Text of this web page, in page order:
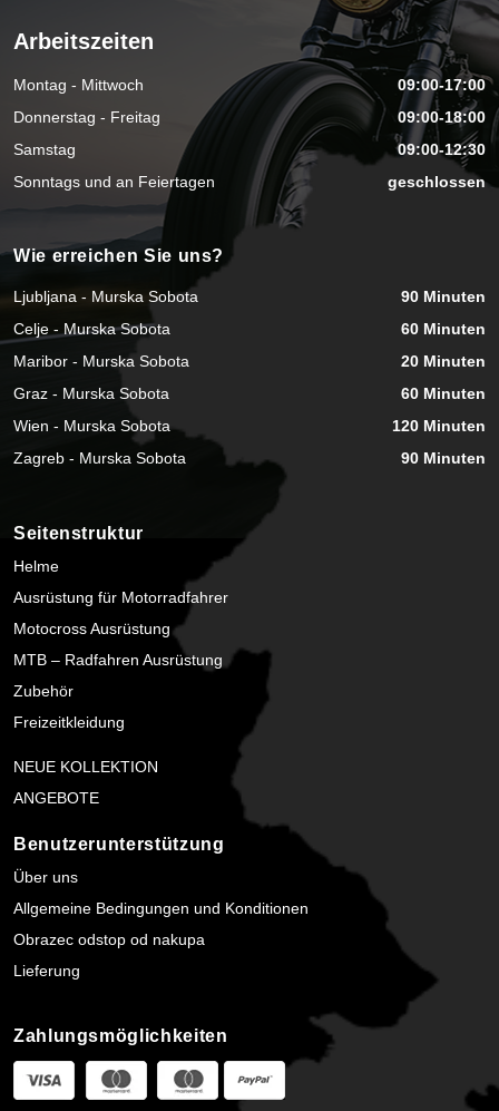
Arbeitszeiten
Montag - Mittwoch
09:00-17:00
Donnerstag - Freitag
09:00-18:00
Samstag
09:00-12:30
Sonntags und an Feiertagen
geschlossen
Wie erreichen Sie uns?
Ljubljana - Murska Sobota
90 Minuten
Celje - Murska Sobota
60 Minuten
Maribor - Murska Sobota
20 Minuten
Graz - Murska Sobota
60 Minuten
Wien - Murska Sobota
120 Minuten
Zagreb - Murska Sobota
90 Minuten
Seitenstruktur
Helme
Ausrüstung für Motorradfahrer
Motocross Ausrüstung
MTB – Radfahren Ausrüstung
Zubehör
Freizeitkleidung
NEUE KOLLEKTION
ANGEBOTE
Benutzerunterstützung
Über uns
Allgemeine Bedingungen und Konditionen
Obrazec odstop od nakupa
Lieferung
Zahlungsmöglichkeiten